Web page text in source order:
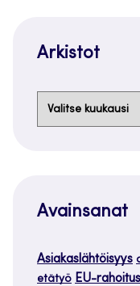
Arkistot
Avainsanat
Asiakaslähtöisyys
etätyö EU-rahoitus